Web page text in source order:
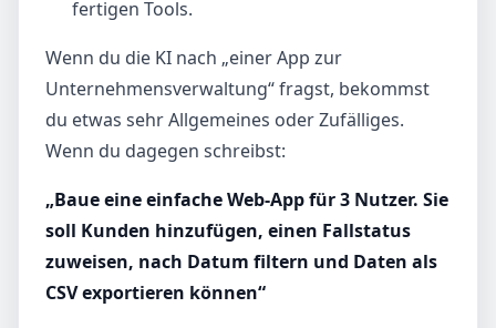
fertigen Tools.
Wenn du die KI nach „einer App zur
Unternehmensverwaltung“ fragst, bekommst
du etwas sehr Allgemeines oder Zufälliges.
Wenn du dagegen schreibst:
„Baue eine einfache Web-App für 3 Nutzer. Sie
soll Kunden hinzufügen, einen Fallstatus
zuweisen, nach Datum filtern und Daten als
CSV exportieren können“